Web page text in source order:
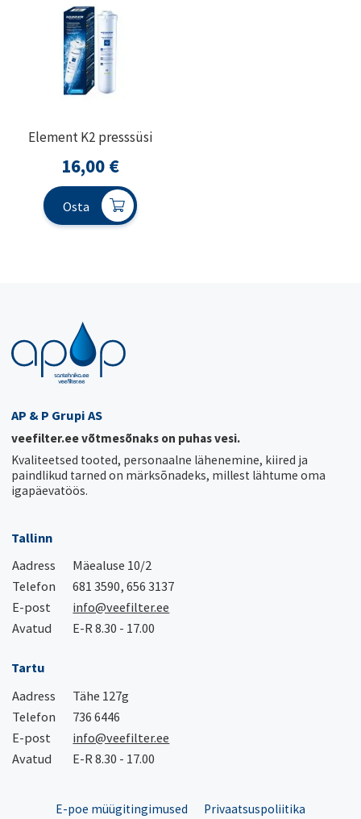
Element K2 presssüsi
16,00 €
Osta
AP & P Grupi AS
veefilter.ee võtmesõnaks on puhas vesi.
Kvaliteetsed tooted, personaalne lähenemine, kiired ja
paindlikud tarned on märksõnadeks, millest lähtume oma
igapäevatöös.
Tallinn
Aadress
Mäealuse 10/2
Telefon
681 3590, 656 3137
E-post
info@veefilter.ee
Avatud
E-R 8.30 - 17.00
Tartu
Aadress
Tähe 127g
Telefon
736 6446
E-post
info@veefilter.ee
Avatud
E-R 8.30 - 17.00
E-poe müügitingimused Privaatsuspoliitika